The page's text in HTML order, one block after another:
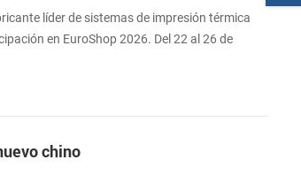
líder de sistemas de impresión térmica
en EuroShop 2026. Del 22 al 26 de
Düsseldorf para explorar el futuro del
para el futuro de la innovación en el comercio
chino